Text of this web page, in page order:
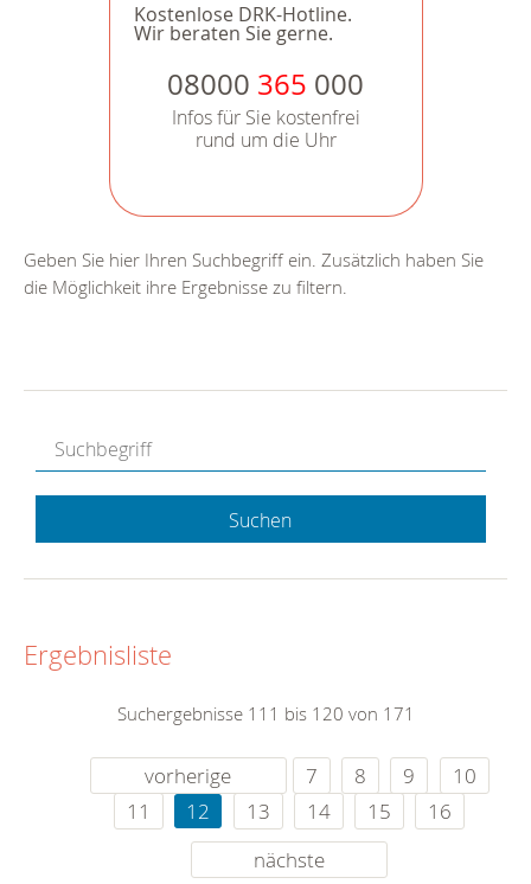
Kostenlose DRK-Hotline.
Wir beraten Sie gerne.
08000 365 000
Infos für Sie kostenfrei
rund um die Uhr
Geben Sie hier Ihren Suchbegriff ein. Zusätzlich haben Sie
die Möglichkeit ihre Ergebnisse zu filtern.
Suchen
Ergebnisliste
Suchergebnisse 111 bis 120 von 171
vorherige 7 8 9
10
11
12 13 14 15
16
nächste